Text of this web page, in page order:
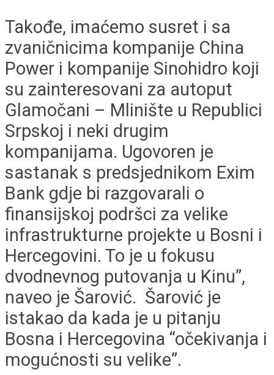
Takođe, imaćemo susret i sa
zvaničnicima kompanije China
Power i kompanije Sinohidro koji
su zainteresovani za autoput
Glamočani – Mlinište u Republici
Srpskoj i neki drugim
kompanijama. Ugovoren je
sastanak s predsjednikom Exim
Bank gdje bi razgovarali o
finansijskoj podršci za velike
infrastrukturne projekte u Bosni i
Hercegovini. To je u fokusu
dvodnevnog putovanja u Kinu”,
naveo je Šarović. Šarović je
istakao da kada je u pitanju
Bosna i Hercegovina “očekivanja i
mogućnosti su velike”.